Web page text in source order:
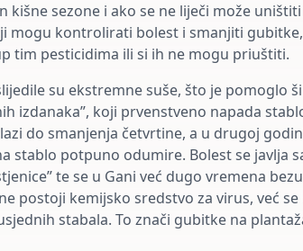
kišne sezone i ako se ne liječi može
mogu kontrolirati bolest i smanjiti
tim pesticidima ili si ih ne mogu priuštiti.
su ekstremne suše, što je pomoglo
izdanaka”, koji prvenstveno napada
do smanjenja četvrtine, a u drugoj
stablo potpuno odumire. Bolest se javlja
te se u Gani već dugo vremena
postoji kemijsko sredstvo za virus, već
stabala. To znači gubitke na